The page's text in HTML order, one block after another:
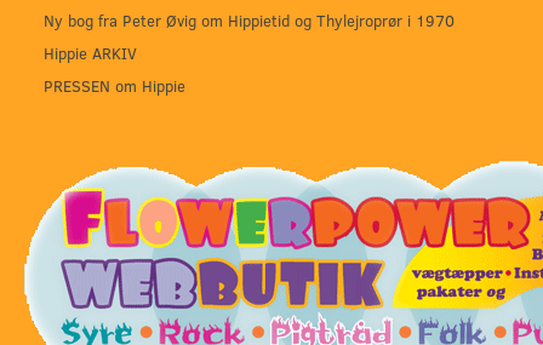
Ny bog fra Peter Øvig om Hippietid og Thylejroprør i 1970
Hippie ARKIV
PRESSEN om Hippie